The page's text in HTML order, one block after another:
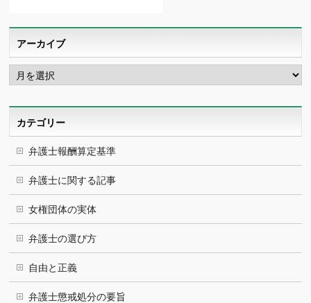
アーカイブ
ア
ー
カ
カテゴリー
弁護士報酬算定基準
弁護士に関する記事
女権団体の実体
弁護士の選び方
自由と正義
弁護士懲戒処分の要旨